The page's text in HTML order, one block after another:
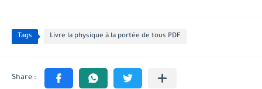
Tags Livre la physique à la portée de tous PDF